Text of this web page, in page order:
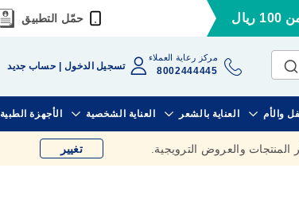
حمّل التطبيق
مركز رعاية العملاء
8002444445 تسجيل الدخول حساب جديد
والأم العناية بالشعر العناية الشخصية الأجهزة الطبية
المنتجات والعروض الترويجية. تغيير